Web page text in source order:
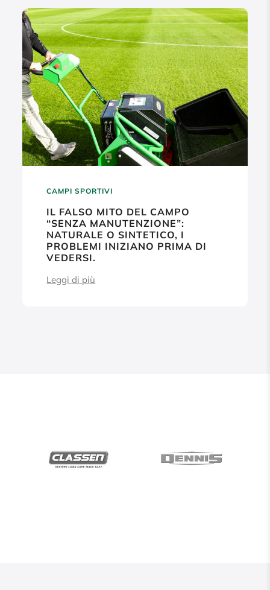
CAMPI SPORTIVI
IL FALSO MITO DEL CAMPO
“SENZA MANUTENZIONE”:
NATURALE O SINTETICO, I
PROBLEMI INIZIANO PRIMA DI
VEDERSI.
Leggi di più